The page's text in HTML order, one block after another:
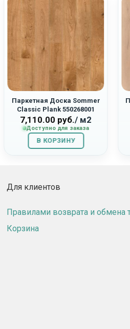
Паркетная Доска Sommer
Classic Plank 550268001
«Дуб Байкал»
7,110.00 руб./ м2
Доступно для заказа
В КОРЗИНУ
Для клиентов
Правилами возврата и обмена
Корзина